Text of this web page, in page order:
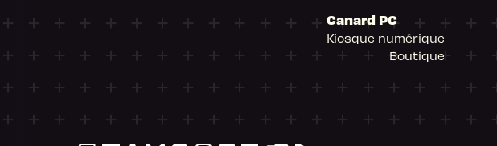
Canard PC
Kiosque numérique
Boutique